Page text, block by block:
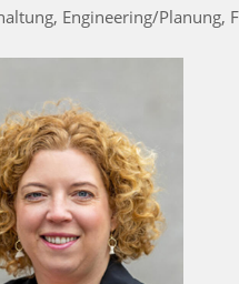
Engineering/Planung,